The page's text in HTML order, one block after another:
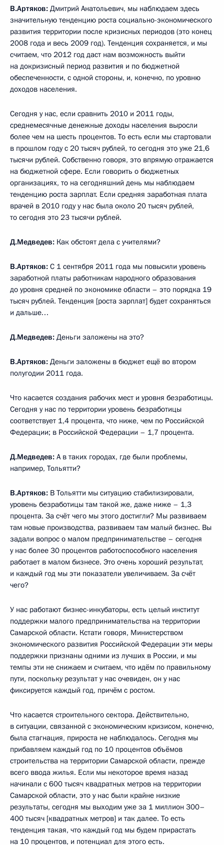
В.Артяков: Дмитрий Анатольевич, мы наблюдаем здесь
значительную тенденцию роста социально-экономического
развития территории после кризисных периодов (это конец
2008 года и весь 2009 год). Тенденция сохраняется, и мы
считаем, что 2012 год даст нам возможность выйти
на докризисный период развития и по бюджетной
обеспеченности, с одной стороны, и, конечно, по уровню
доходов населения.
Сегодня у нас, если сравнить 2010 и 2011 годы,
среднемесячные денежные доходы населения выросли
более чем на шесть процентов. То есть если мы стартовали
в прошлом году с 20 тысяч рублей, то сегодня это уже 21,6
тысячи рублей. Собственно говоря, это впрямую отражается
на бюджетной сфере. Если говорить о бюджетных
организациях, то на сегодняшний день мы наблюдаем
тенденцию роста зарплат. Если средняя заработная плата
врачей в 2010 году у нас была около 20 тысяч рублей,
то сегодня это 23 тысячи рублей.
Д.Медведев: Как обстоят дела с учителями?
В.Артяков: С 1 сентября 2011 года мы повысили уровень
заработной платы работникам народного образования
до уровня средней по экономике области – это порядка 19
тысяч рублей. Тенденция [роста зарплат] будет сохраняться
и дальше…
Д.Медведев: Деньги заложены на это?
В.Артяков: Деньги заложены в бюджет ещё во втором
полугодии 2011 года.
Что касается создания рабочих мест и уровня безработицы.
Сегодня у нас по территории уровень безработицы
соответствует 1,4 процента, что ниже, чем по Российской
Федерации; в Российской Федерации – 1,7 процента.
Д.Медведев: А в таких городах, где были проблемы,
например, Тольятти?
В.Артяков: В Тольятти мы ситуацию стабилизировали,
уровень безработицы там такой же, даже ниже – 1,3
процента. За счёт чего мы этого достигли? Мы развиваем
там новые производства, развиваем там малый бизнес. Вы
задали вопрос о малом предпринимательстве – сегодня
у нас более 30 процентов работоспособного населения
работает в малом бизнесе. Это очень хороший результат,
и каждый год мы эти показатели увеличиваем. За счёт
чего?
У нас работают бизнес-инкубаторы, есть целый институт
поддержки малого предпринимательства на территории
Самарской области. Кстати говоря, Министерством
экономического развития Российской Федерации эти меры
поддержки признаны одними из лучших в России, и мы
темпы эти не снижаем и считаем, что идём по правильному
пути, поскольку результат у нас очевиден, он у нас
фиксируется каждый год, причём с ростом.
Что касается строительного сектора. Действительно,
в ситуации, связанной с экономическим кризисом, конечно,
была стагнация, прироста не наблюдалось. Сегодня мы
прибавляем каждый год по 10 процентов объёмов
строительства на территории Самарской области, прежде
всего ввода жилья. Если мы некоторое время назад
начинали с 600 тысяч квадратных метров на территории
Самарской области, это у нас были крайне низкие
результаты, сегодня мы выходим уже за 1 миллион 300–
400 тысяч [квадратных метров] и так далее. То есть
тенденция такая, что каждый год мы будем прирастать
на 10 процентов, и потенциал для этого есть.